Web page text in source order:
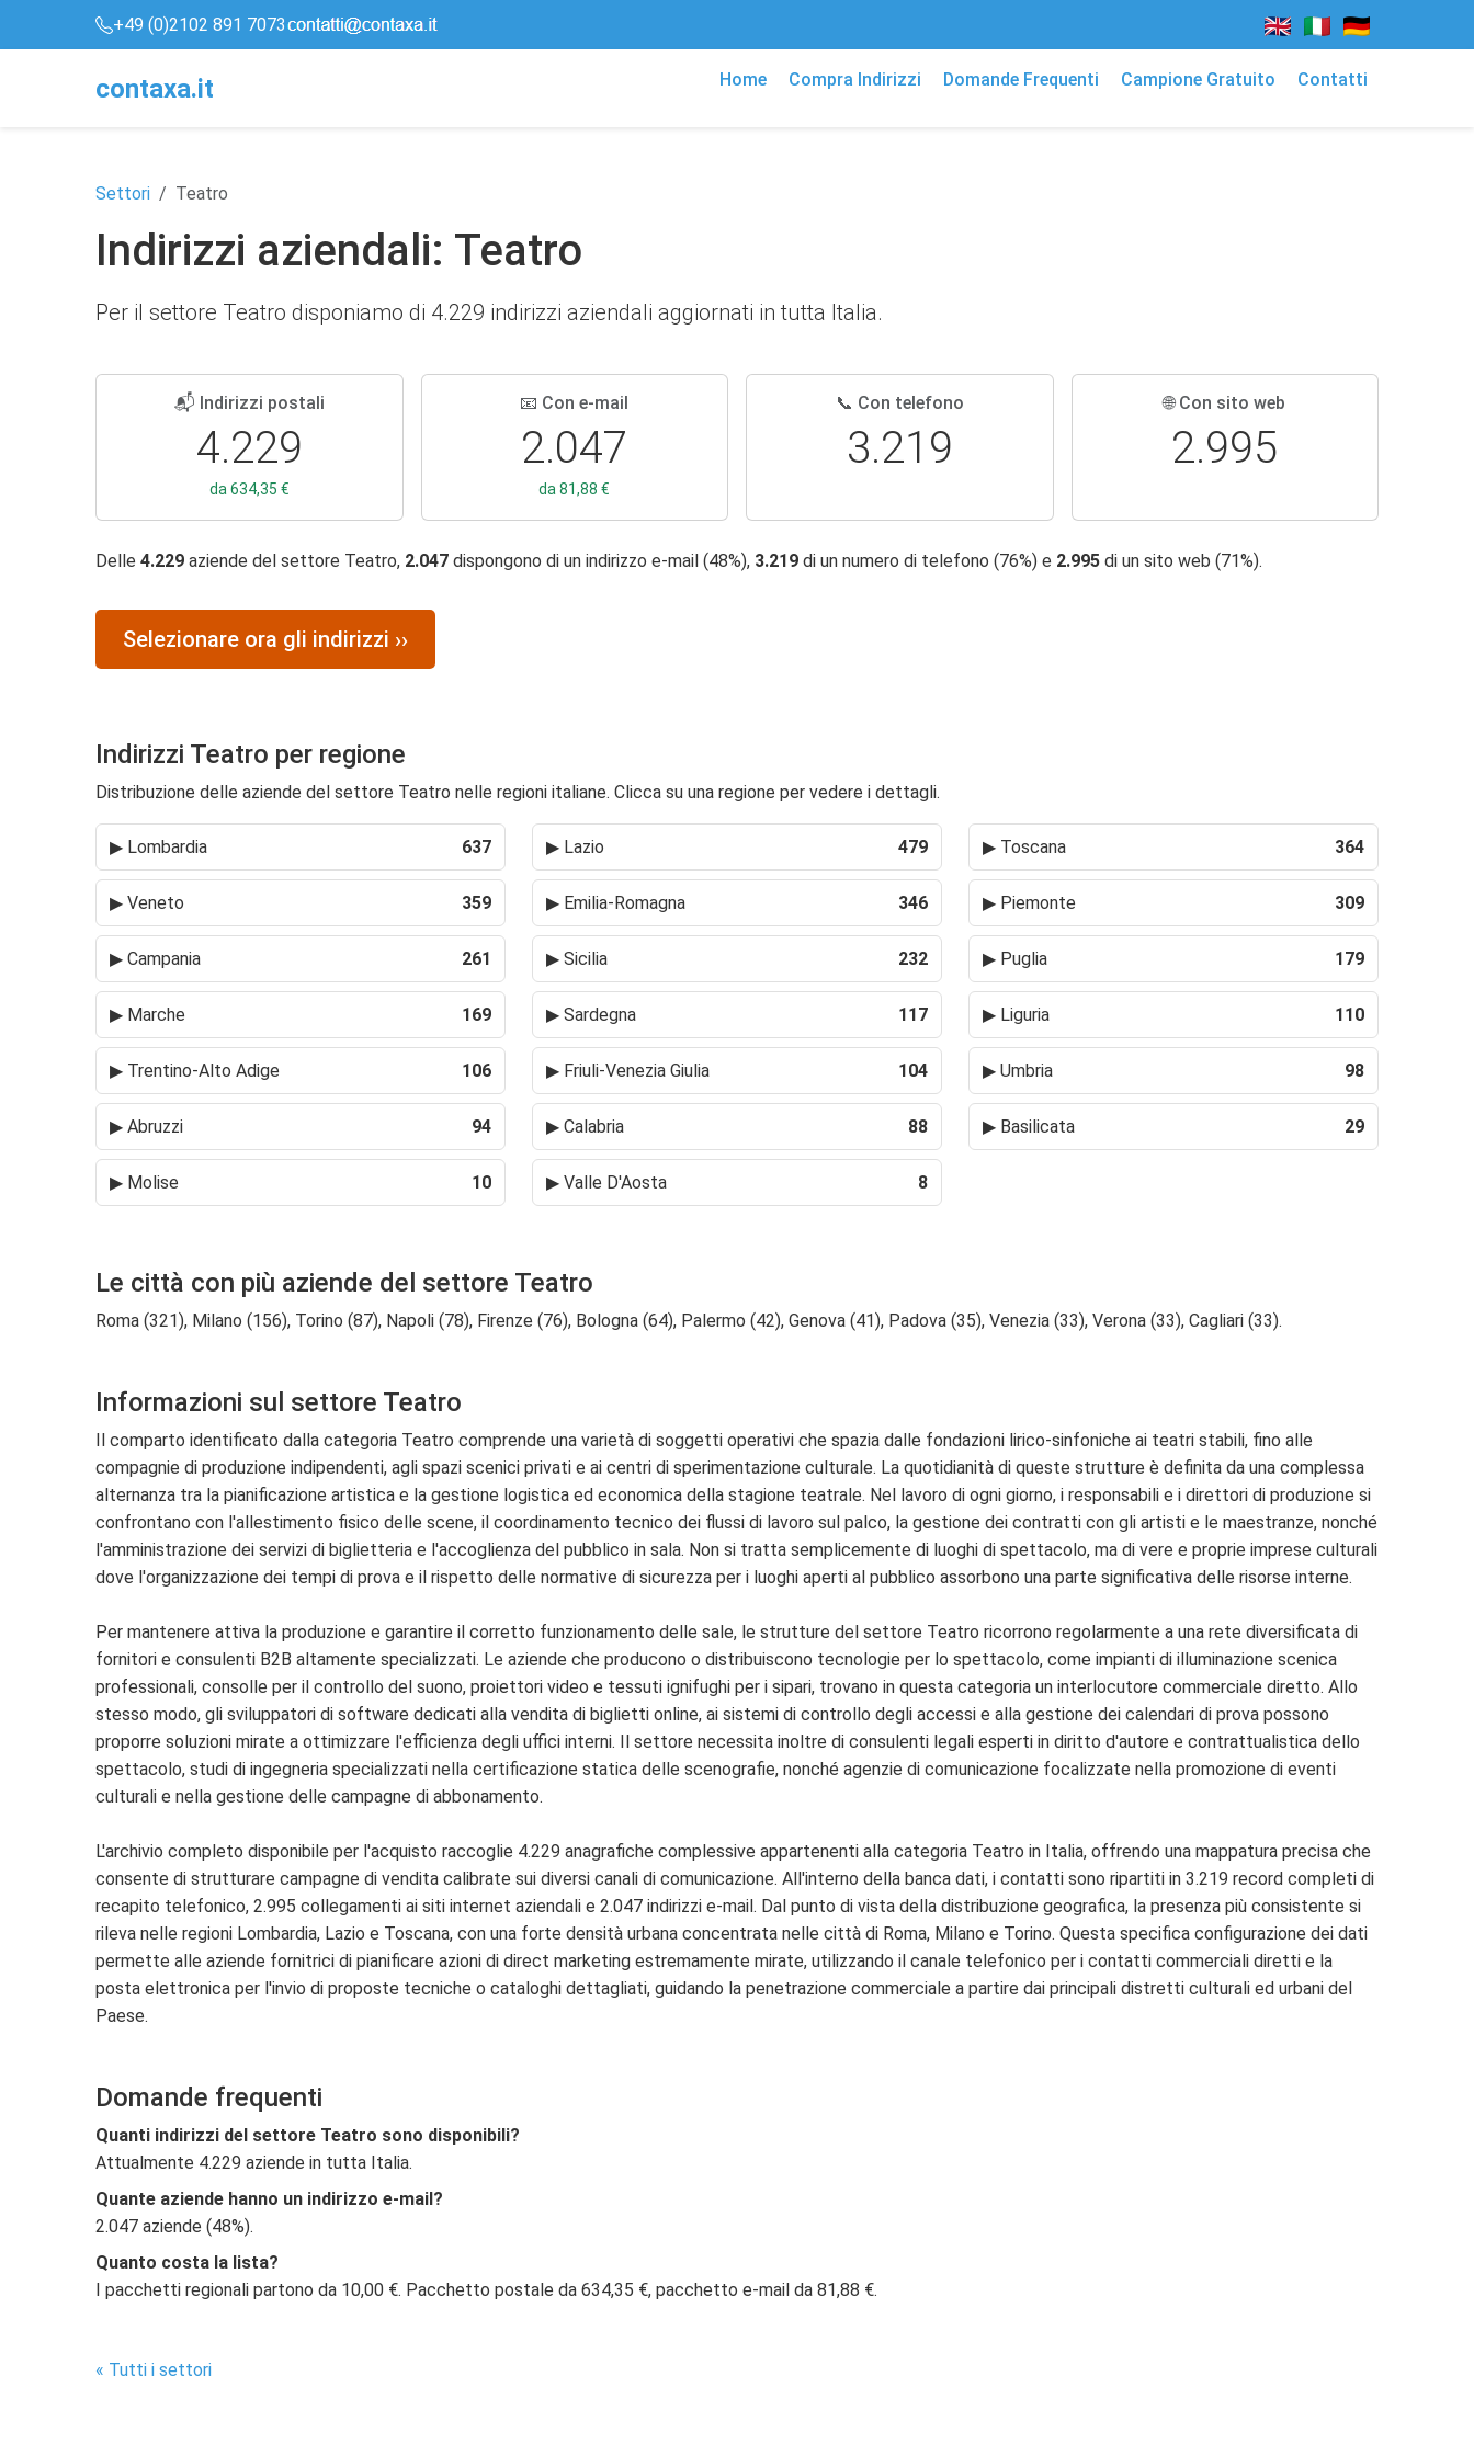
+49 (0)2102 891 7073
contaxa.it Home Compra Indirizzi Domande Frequenti Campione Gratuito Contatti
Settori Teatro
Indirizzi aziendali: Teatro
Per il settore Teatro disponiamo di 4.229 indirizzi aziendali aggiornati in tutta Italia.
📬 Indirizzi postali
4.229
da 634,35 €
📧 Con e-mail
2.047
da 81,88 €
📞 Con telefono
3.219
🌐 Con sito web
2.995
Delle 4.229 aziende del settore Teatro, 2.047 dispongono di un indirizzo e-mail (48%), 3.219 di un numero di telefono (76%) e 2.995 di un sito web (71%).
Selezionare ora gli indirizzi ››
Indirizzi Teatro per regione
Distribuzione delle aziende del settore Teatro nelle regioni italiane. Clicca su una regione per vedere i dettagli.
▶ Lombardia 637 ▶ Lazio 479 ▶ Toscana 364
▶ Veneto 359 ▶ Emilia-Romagna 346 ▶ Piemonte 309
▶ Campania 261 ▶ Sicilia 232 ▶ Puglia 179
▶ Marche 169 ▶ Sardegna 117 ▶ Liguria 110
▶ Trentino-Alto Adige 106 ▶ Friuli-Venezia Giulia 104 ▶ Umbria 98
▶ Abruzzi 94 ▶ Calabria 88 ▶ Basilicata 29
▶ Molise 10 ▶ Valle D'Aosta 8
Le città con più aziende del settore Teatro
Roma (321), Milano (156), Torino (87), Napoli (78), Firenze (76), Bologna (64), Palermo (42), Genova (41), Padova (35), Venezia (33), Verona (33), Cagliari (33).
Informazioni sul settore Teatro
Il comparto identificato dalla categoria Teatro comprende una varietà di soggetti operativi che spazia dalle fondazioni lirico-sinfoniche ai teatri stabili, fino alle
compagnie di produzione indipendenti, agli spazi scenici privati e ai centri di sperimentazione culturale. La quotidianità di queste strutture è definita da una complessa
alternanza tra la pianificazione artistica e la gestione logistica ed economica della stagione teatrale. Nel lavoro di ogni giorno, i responsabili e i direttori di produzione si
confrontano con l'allestimento fisico delle scene, il coordinamento tecnico dei flussi di lavoro sul palco, la gestione dei contratti con gli artisti e le maestranze, nonché
l'amministrazione dei servizi di biglietteria e l'accoglienza del pubblico in sala. Non si tratta semplicemente di luoghi di spettacolo, ma di vere e proprie imprese culturali
dove l'organizzazione dei tempi di prova e il rispetto delle normative di sicurezza per i luoghi aperti al pubblico assorbono una parte significativa delle risorse interne.
Per mantenere attiva la produzione e garantire il corretto funzionamento delle sale, le strutture del settore Teatro ricorrono regolarmente a una rete diversificata di
fornitori e consulenti B2B altamente specializzati. Le aziende che producono o distribuiscono tecnologie per lo spettacolo, come impianti di illuminazione scenica
professionali, consolle per il controllo del suono, proiettori video e tessuti ignifughi per i sipari, trovano in questa categoria un interlocutore commerciale diretto. Allo
stesso modo, gli sviluppatori di software dedicati alla vendita di biglietti online, ai sistemi di controllo degli accessi e alla gestione dei calendari di prova possono
proporre soluzioni mirate a ottimizzare l'efficienza degli uffici interni. Il settore necessita inoltre di consulenti legali esperti in diritto d'autore e contrattualistica dello
spettacolo, studi di ingegneria specializzati nella certificazione statica delle scenografie, nonché agenzie di comunicazione focalizzate nella promozione di eventi
culturali e nella gestione delle campagne di abbonamento.
L'archivio completo disponibile per l'acquisto raccoglie 4.229 anagrafiche complessive appartenenti alla categoria Teatro in Italia, offrendo una mappatura precisa che
consente di strutturare campagne di vendita calibrate sui diversi canali di comunicazione. All'interno della banca dati, i contatti sono ripartiti in 3.219 record completi di
recapito telefonico, 2.995 collegamenti ai siti internet aziendali e 2.047 indirizzi e-mail. Dal punto di vista della distribuzione geografica, la presenza più consistente si
rileva nelle regioni Lombardia, Lazio e Toscana, con una forte densità urbana concentrata nelle città di Roma, Milano e Torino. Questa specifica configurazione dei dati
permette alle aziende fornitrici di pianificare azioni di direct marketing estremamente mirate, utilizzando il canale telefonico per i contatti commerciali diretti e la
posta elettronica per l'invio di proposte tecniche o cataloghi dettagliati, guidando la penetrazione commerciale a partire dai principali distretti culturali ed urbani del
Paese.
Domande frequenti
Quanti indirizzi del settore Teatro sono disponibili?
Attualmente 4.229 aziende in tutta Italia.
Quante aziende hanno un indirizzo e-mail?
2.047 aziende (48%).
Quanto costa la lista?
I pacchetti regionali partono da 10,00 €. Pacchetto postale da 634,35 €, pacchetto e-mail da 81,88 €.
« Tutti i settori